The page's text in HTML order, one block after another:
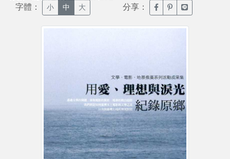
字體： 小 中 大 分享： 臉書分享(另開新視窗)
噗浪分享(另開新
Line分享(另